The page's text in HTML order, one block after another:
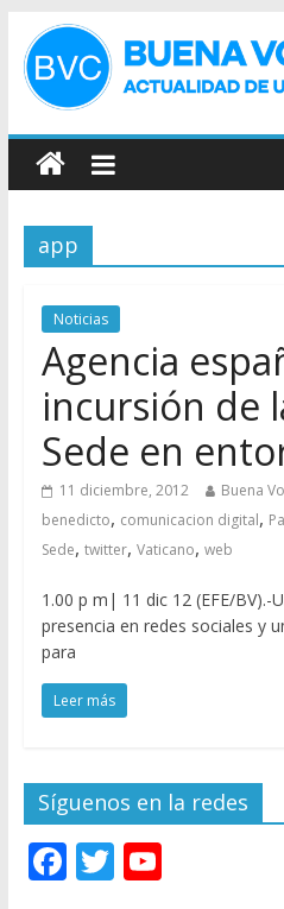
app
Noticias
Agencia
incursión de
Sede en
11 diciembre, 2012 Buena
benedicto, comunicacion digital,
Sede, twitter, Vaticano, web
1.00 p m| 11 dic 12 (EFE/BV).-
presencia en redes sociales y
para
Leer más
Síguenos en la redes
F T Y